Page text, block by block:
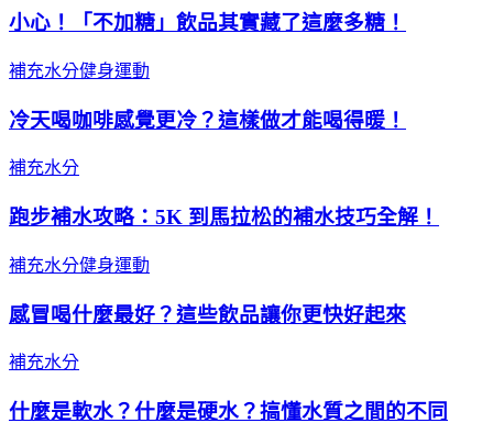
小心！「不加糖」飲品其實藏了這麼多糖！
補充水分健身運動
冷天喝咖啡感覺更冷？這樣做才能喝得暖！
補充水分
跑步補水攻略：5K 到馬拉松的補水技巧全解！
補充水分健身運動
感冒喝什麼最好？這些飲品讓你更快好起來
補充水分
什麼是軟水？什麼是硬水？搞懂水質之間的不同